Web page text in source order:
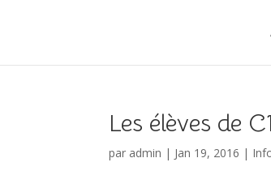
Les élèves de
par admin | Jan 19, 2016 |